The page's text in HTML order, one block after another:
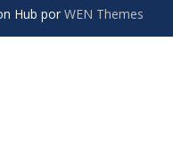
Hub por WEN Themes